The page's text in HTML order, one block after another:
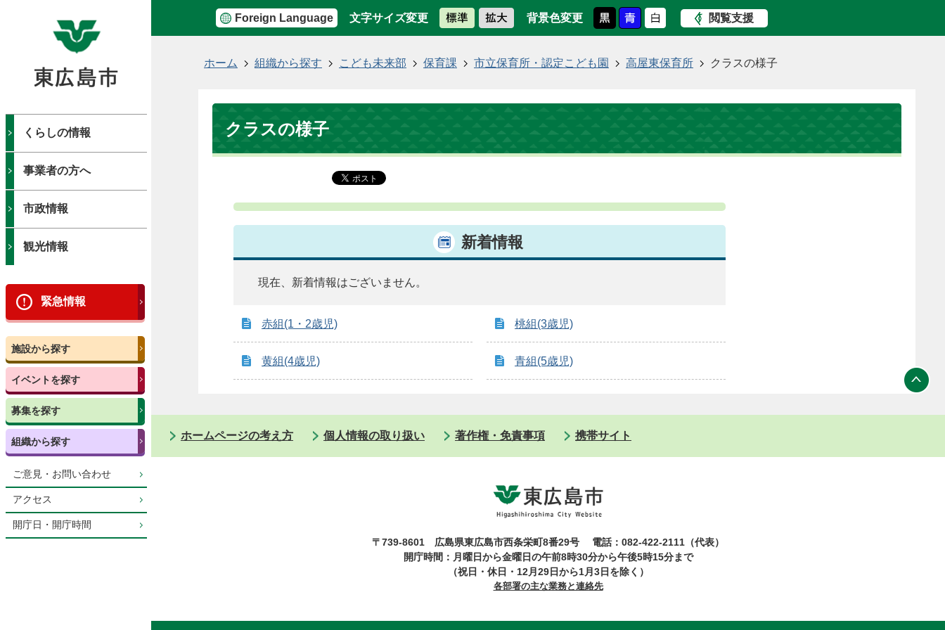
Foreign Language 文字サイズ変更 背景色変更 閲覧支援
くらしの情報
事業者の方へ
市政情報
観光情報
緊急情報
施設から探す
イベントを探す
募集を探す
組織から探す
ご意見・お問い合わせ
アクセス
開庁日・開庁時間
ホーム 組織から探す こども未来部 保育課 市立保育所・認定こども園 高屋東保育所 クラスの様子
クラスの様子
新着情報
現在、新着情報はございません。
赤組(1・2歳児) 桃組(3歳児)
黄組(4歳児) 青組(5歳児)
ホームページの考え方 個人情報の取り扱い 著作権・免責事項 携帯サイト
〒739-8601 広島県東広島市西条栄町8番29号
電話：082-422-2111（代表）
開庁時間：月曜日から金曜日の午前8時30分から午後5時15分まで
（祝日・休日・12月29日から1月3日を除く）
各部署の主な業務と連絡先